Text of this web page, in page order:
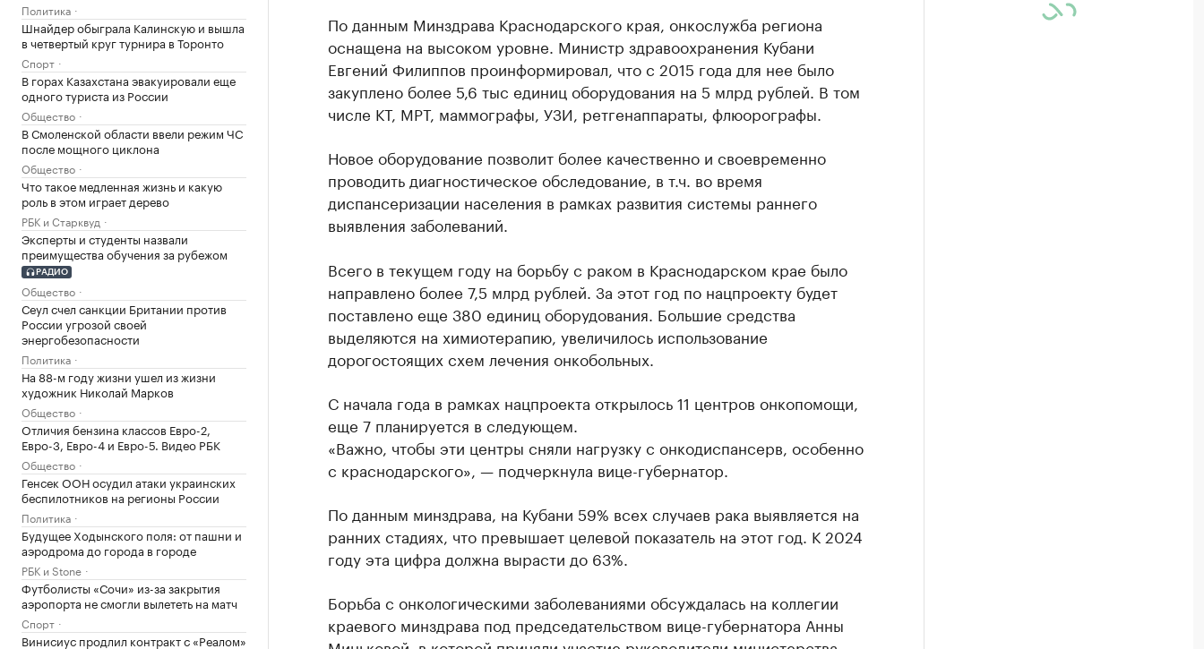
Политика
Шнайдер обыграла Калинскую и вышла
в четвертый круг турнира в Торонто
Спорт
В горах Казахстана эвакуировали еще
одного туриста из России
Общество
В Смоленской области ввели режим ЧС
после мощного циклона
Общество
Что такое медленная жизнь и какую
роль в этом играет дерево
РБК и Старквуд
Эксперты и студенты назвали
преимущества обучения за рубежом
РАДИО
Общество
Сеул счел санкции Британии против
России угрозой своей
энергобезопасности
Политика
На 88-м году жизни ушел из жизни
художник Николай Марков
Общество
Отличия бензина классов Евро-2,
Евро-3, Евро-4 и Евро-5. Видео РБК
Общество
Генсек ООН осудил атаки украинских
беспилотников на регионы России
Политика
Будущее Ходынского поля: от пашни и
аэродрома до города в городе
РБК и Stone
Футболисты «Сочи» из-за закрытия
аэропорта не смогли вылететь на матч
Спорт
Винисиус продлил контракт с «Реалом»
По данным Минздрава Краснодарского края, онкослужба региона
оснащена на высоком уровне. Министр здравоохранения Кубани
Евгений Филиппов проинформировал, что с 2015 года для нее было
закуплено более 5,6 тыс единиц оборудования на 5 млрд рублей. В том
числе КТ, МРТ, маммографы, УЗИ, ретгенаппараты, флюорографы.
Новое оборудование позволит более качественно и своевременно
проводить диагностическое обследование, в т.ч. во время
диспансеризации населения в рамках развития системы раннего
выявления заболеваний.
Всего в текущем году на борьбу с раком в Краснодарском крае было
направлено более 7,5 млрд рублей. За этот год по нацпроекту будет
поставлено еще 380 единиц оборудования. Большие средства
выделяются на химиотерапию, увеличилось использование
дорогостоящих схем лечения онкобольных.
С начала года в рамках нацпроекта открылось 11 центров онкопомощи,
еще 7 планируется в следующем.
«Важно, чтобы эти центры сняли нагрузку с онкодиспансерв, особенно
с краснодарского», — подчеркнула вице-губернатор.
По данным минздрава, на Кубани 59% всех случаев рака выявляется на
ранних стадиях, что превышает целевой показатель на этот год. К 2024
году эта цифра должна вырасти до 63%.
Борьба с онкологическими заболеваниями обсуждалась на коллегии
краевого минздрава под председательством вице-губернатора Анны